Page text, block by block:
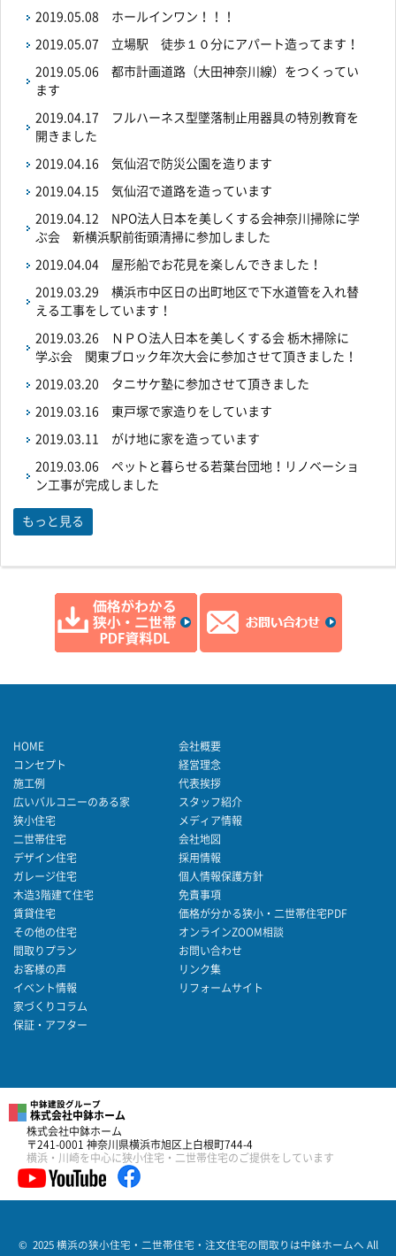
2019.05.08 ホールインワン！！！
2019.05.07 立場駅 徒歩１０分にアパート造ってます！
2019.05.06 都市計画道路（大田神奈川線）をつくってい
ます
2019.04.17
フルハーネス型墜落制止用器具の特別教育を
開きました
2019.04.16 気仙沼で防災公園を造ります
2019.04.15 気仙沼で道路を造っています
2019.04.12
NPO法人日本を美しくする会神奈川掃除に学
ぶ会 新横浜駅前街頭清掃に参加しました
2019.04.04 屋形船でお花見を楽しんできました！
2019.03.29 横浜市中区日の出町地区で下水道管を入れ替
える工事をしています！
2019.03.26
ＮＰＯ法人日本を美しくする会 栃木掃除に
学ぶ会 関東ブロック年次大会に参加させて頂きました！
2019.03.20 タニサケ塾に参加させて頂きました
2019.03.16 東戸塚で家造りをしています
2019.03.11 がけ地に家を造っています
2019.03.06 ペットと暮らせる若葉台団地！リノベーショ
ン工事が完成しました
もっと見る
HOME
コンセプト
施工例
広いバルコニーのある家
狭小住宅
二世帯住宅
デザイン住宅
ガレージ住宅
木造3階建て住宅
賃貸住宅
その他の住宅
間取りプラン
お客様の声
イベント情報
家づくりコラム
保証・アフター
会社概要
経営理念
代表挨拶
スタッフ紹介
メディア情報
会社地図
採用情報
個人情報保護方針
免責事項
価格が分かる狭小・二世帯住宅PDF
オンラインZOOM相談
お問い合わせ
リンク集
リフォームサイト
中鉢建設グループ
株式会社中鉢ホーム
株式会社中鉢ホーム
〒241-0001 神奈川県横浜市旭区上白根町744-4
横浜・川崎を中心に狭小住宅・二世帯住宅のご提供をしています
© 2025 横浜の狭小住宅・二世帯住宅・注文住宅の間取りは中鉢ホームへ All